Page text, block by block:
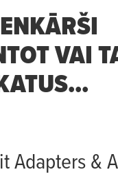
Step
jūs
Dvieļu gredzens
VAI
Adapters &